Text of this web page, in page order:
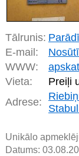
Tālrunis:
E-mail:
WWW:
Vieta:
Preiļi
Adrese:
Unikālo
Datums: